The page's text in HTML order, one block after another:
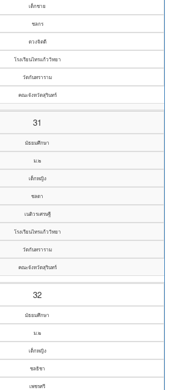
เด็กชาย
ชลกร
ดวงจิตดี
โรงเรียนไทรแก้ววิทยา
วัดกันทราราม
คณะจังหวัดสุรินทร์
31
มัธยมศึกษา
ม.๒
เด็กหญิง
ชลดา
เนติวรเศรษฐี
โรงเรียนไทรแก้ววิทยา
วัดกันทราราม
คณะจังหวัดสุรินทร์
32
มัธยมศึกษา
ม.๒
เด็กหญิง
ชลธิชา
เพชรศรี